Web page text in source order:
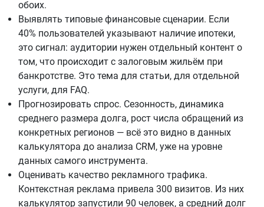
обоих.
Выявлять типовые финансовые сценарии. Если
40% пользователей указывают наличие ипотеки,
это сигнал: аудитории нужен отдельный контент о
том, что происходит с залоговым жильём при
банкротстве. Это тема для статьи, для отдельной
услуги, для FAQ.
Прогнозировать спрос. Сезонность, динамика
среднего размера долга, рост числа обращений из
конкретных регионов — всё это видно в данных
калькулятора до анализа CRM, уже на уровне
данных самого инструмента.
Оценивать качество рекламного трафика.
Контекстная реклама привела 300 визитов. Из них
калькулятор запустили 90 человек, а средний долг